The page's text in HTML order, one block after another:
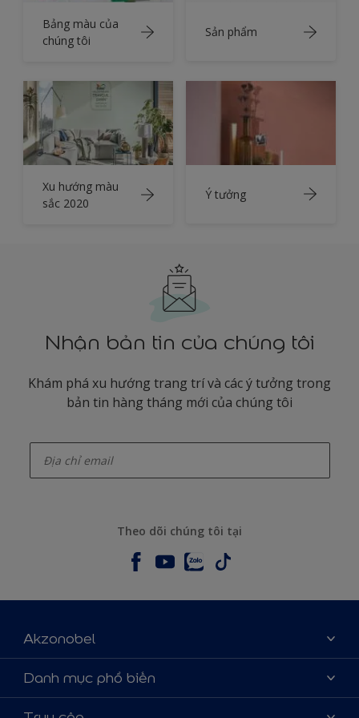
Bảng màu của
chúng tôi
Sản phẩm
Xu hướng màu
sắc 2020
Ý tưởng
Nhận bản tin của chúng tôi
Khám phá xu hướng trang trí và các ý tưởng trong
bản tin hàng tháng mới của chúng tôi
Theo dõi chúng tôi tại
Akzonobel
Giới thiệu về AkzoNobel
Liên hệ chúng tôi
Danh mục phổ biến
Tìm màu sắc